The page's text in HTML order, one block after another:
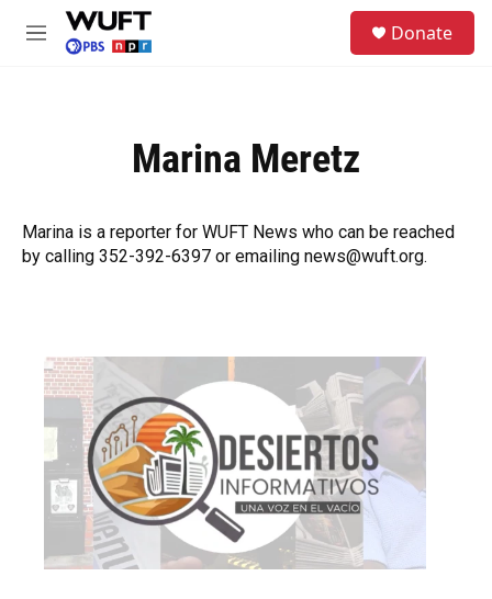
Skip to main content
M
Donate
Marina Meretz
Marina is a reporter for WUFT News who can be reached
by calling 352-392-6397 or emailing news@wuft.org.